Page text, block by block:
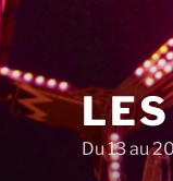
Du 13 au